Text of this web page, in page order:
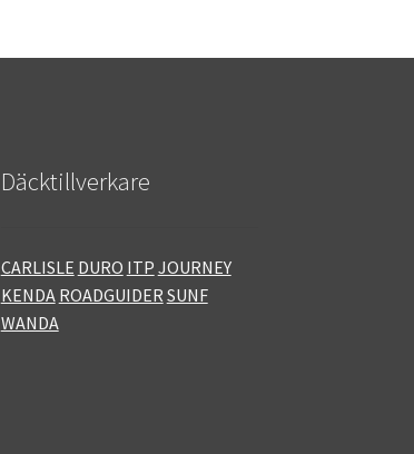
Däcktillverkare
CARLISLE DURO ITP JOURNEY
KENDA ROADGUIDER SUNF
WANDA